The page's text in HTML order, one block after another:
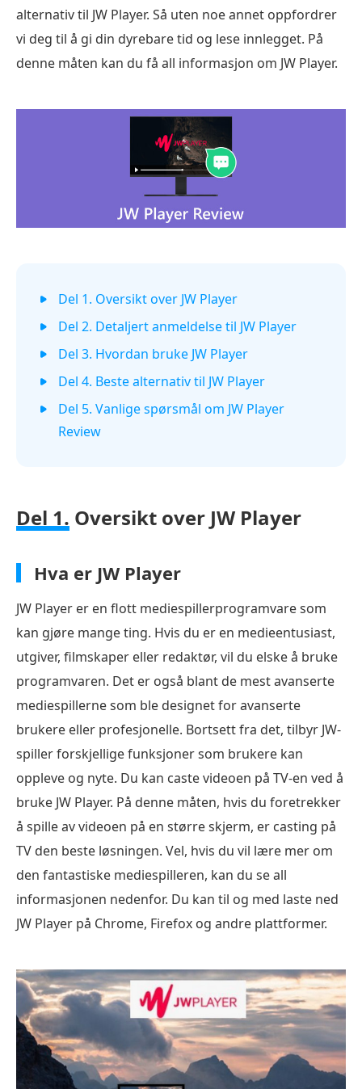
alternativ til JW Player. Så uten noe annet oppfordrer
vi deg til å gi din dyrebare tid og lese innlegget. På
denne måten kan du få all informasjon om JW Player.
Del 1. Oversikt over JW Player
Del 2. Detaljert anmeldelse til JW Player
Del 3. Hvordan bruke JW Player
Del 4. Beste alternativ til JW Player
Del 5. Vanlige spørsmål om JW Player
Review
Del 1. Oversikt over JW Player
Hva er JW Player
JW Player er en flott mediespillerprogramvare som
kan gjøre mange ting. Hvis du er en medieentusiast,
utgiver, filmskaper eller redaktør, vil du elske å bruke
programvaren. Det er også blant de mest avanserte
mediespillerne som ble designet for avanserte
brukere eller profesjonelle. Bortsett fra det, tilbyr JW-
spiller forskjellige funksjoner som brukere kan
oppleve og nyte. Du kan caste videoen på TV-en ved å
bruke JW Player. På denne måten, hvis du foretrekker
å spille av videoen på en større skjerm, er casting på
TV den beste løsningen. Vel, hvis du vil lære mer om
den fantastiske mediespilleren, kan du se all
informasjonen nedenfor. Du kan til og med laste ned
JW Player på Chrome, Firefox og andre plattformer.